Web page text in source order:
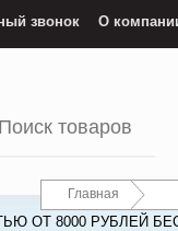
звонок О
Главная
ОТ 8000 РУБЛЕЙ
ОТ 8000 РУБЛЕЙ